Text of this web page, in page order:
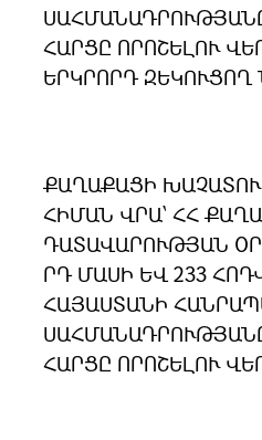
ՀԱՐՑԸ ՈՐՈՇԵԼՈՒ
ԵՐԿՐՈՐԴ ԶԵԿՈՒՑՈՂ
ՔԱՂԱՔԱՑԻ
ՀԻՄԱՆ ՎՐԱ՝ ՀՀ
ԴԱՏԱՎԱՐՈՒԹՅԱՆ
ՐԴ ՄԱՍԻ ԵՎ 233
ՀԱՅԱՍՏԱՆԻ
ՀԱՐՑԸ ՈՐՈՇԵԼՈՒ